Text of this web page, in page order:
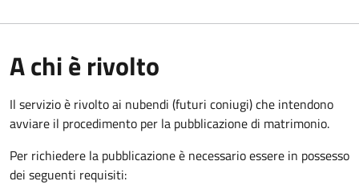
A chi è rivolto
Il servizio è rivolto ai nubendi (futuri coniugi) che intendono
avviare il procedimento per la pubblicazione di matrimonio.
Per richiedere la pubblicazione è necessario essere in possesso
dei seguenti requisiti: